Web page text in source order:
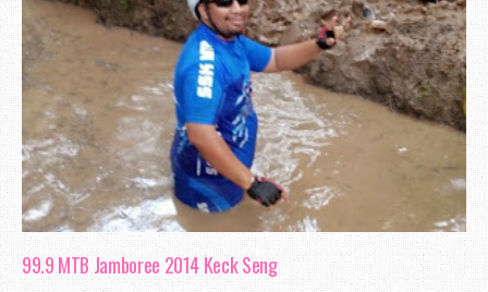
99.9 MTB Jamboree 2014 Keck Seng